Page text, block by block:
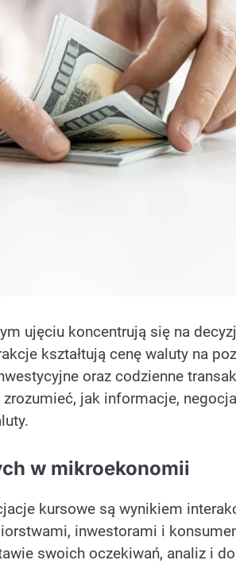
ujęciu koncentrują się na
kształtują cenę waluty na
oraz codzienne
jak informacje,
w mikroekonomii
kursowe są wynikiem
inwestorami i
swoich oczekiwań, analiz i